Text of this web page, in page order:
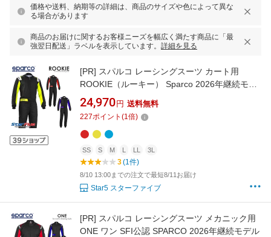
価格や送料、納期等の詳細は、商品のサイズや色によって異な
る場合があります
商品のお届けに関するお客様ニーズを幅広く満たす商品に「最
強翌日配送」ラベルを表示しています。 詳細を見る
[PR] スパルコ レーシングスーツ カート用
ROOKIE（ルーキー） Sparco 2026年継続モデ
ル
24,970 円 送料無料
227ポイント (1倍)
SS S M L LL 3L
3(1件)
8/10 13:00までの注文で最短8/11お届け
Star5 スターファイブ
[PR] スパルコ レーシングスーツ メカニック用
ONE ワン SFI公認 SPARCO 2026年継続モデル